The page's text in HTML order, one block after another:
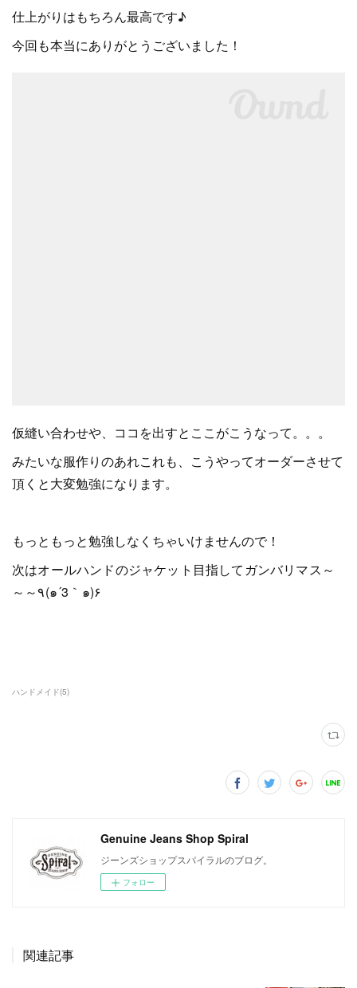
仕上がりはもちろん最高です♪
今回も本当にありがとうございました！
仮縫い合わせや、ココを出すとここがこうなって。。。
みたいな服作りのあれこれも、こうやってオーダーさせて
頂くと大変勉強になります。
もっともっと勉強しなくちゃいけませんので！
次はオールハンドのジャケット目指してガンバリマス～
～～٩(๑´3｀๑)۶
ハンドメイド(5)
Genuine Jeans Shop Spiral
ジーンズショップスパイラルのブログ。
フォロー
関連記事